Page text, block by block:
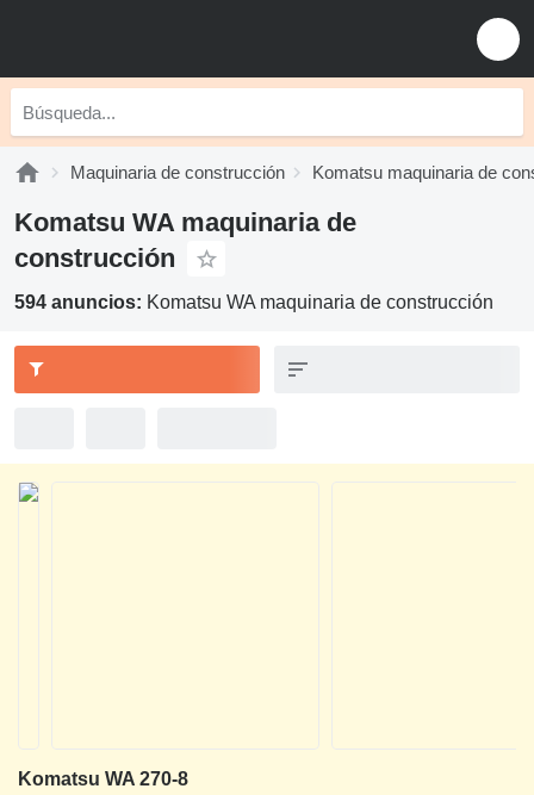
Maquinaria de construcción Komatsu maquinaria de
Komatsu WA maquinaria de
construcción
594 anuncios: Komatsu WA maquinaria de construcción
Komatsu WA 270-8